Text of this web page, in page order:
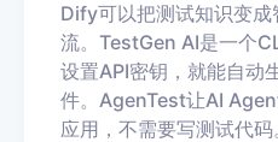
Dify可以把测试知识变
流。TestGen AI是一个
设置API密钥，就能自动
件。AgenTest让AI
应用，不需要写测试代码